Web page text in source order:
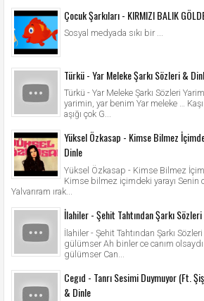
Çocuk Şarkıları - KIRMIZI BALIK
Sosyal medyada sıkı bir ...
Türkü - Yar Meleke Şarkı Sözleri &
Türkü - Yar Meleke Şarkı Sözleri
yarimin, yar benim Yar meleke …
aşığı çok G...
Yüksel Özkasap - Kimse Bilmez
Dinle
Yüksel Özkasap - Kimse Bilmez
Kimse bilmez içimdeki yarayı Senin
Yalvarıram ırak...
İlahiler - Şehit Tahtından Şarkı
İlahiler - Şehit Tahtından Şarkı
gülümser Ah binler ce canım
gülümser Can...
Cegıd - Tanrı Sesimi Duymuyor (Ft.
& Dinle